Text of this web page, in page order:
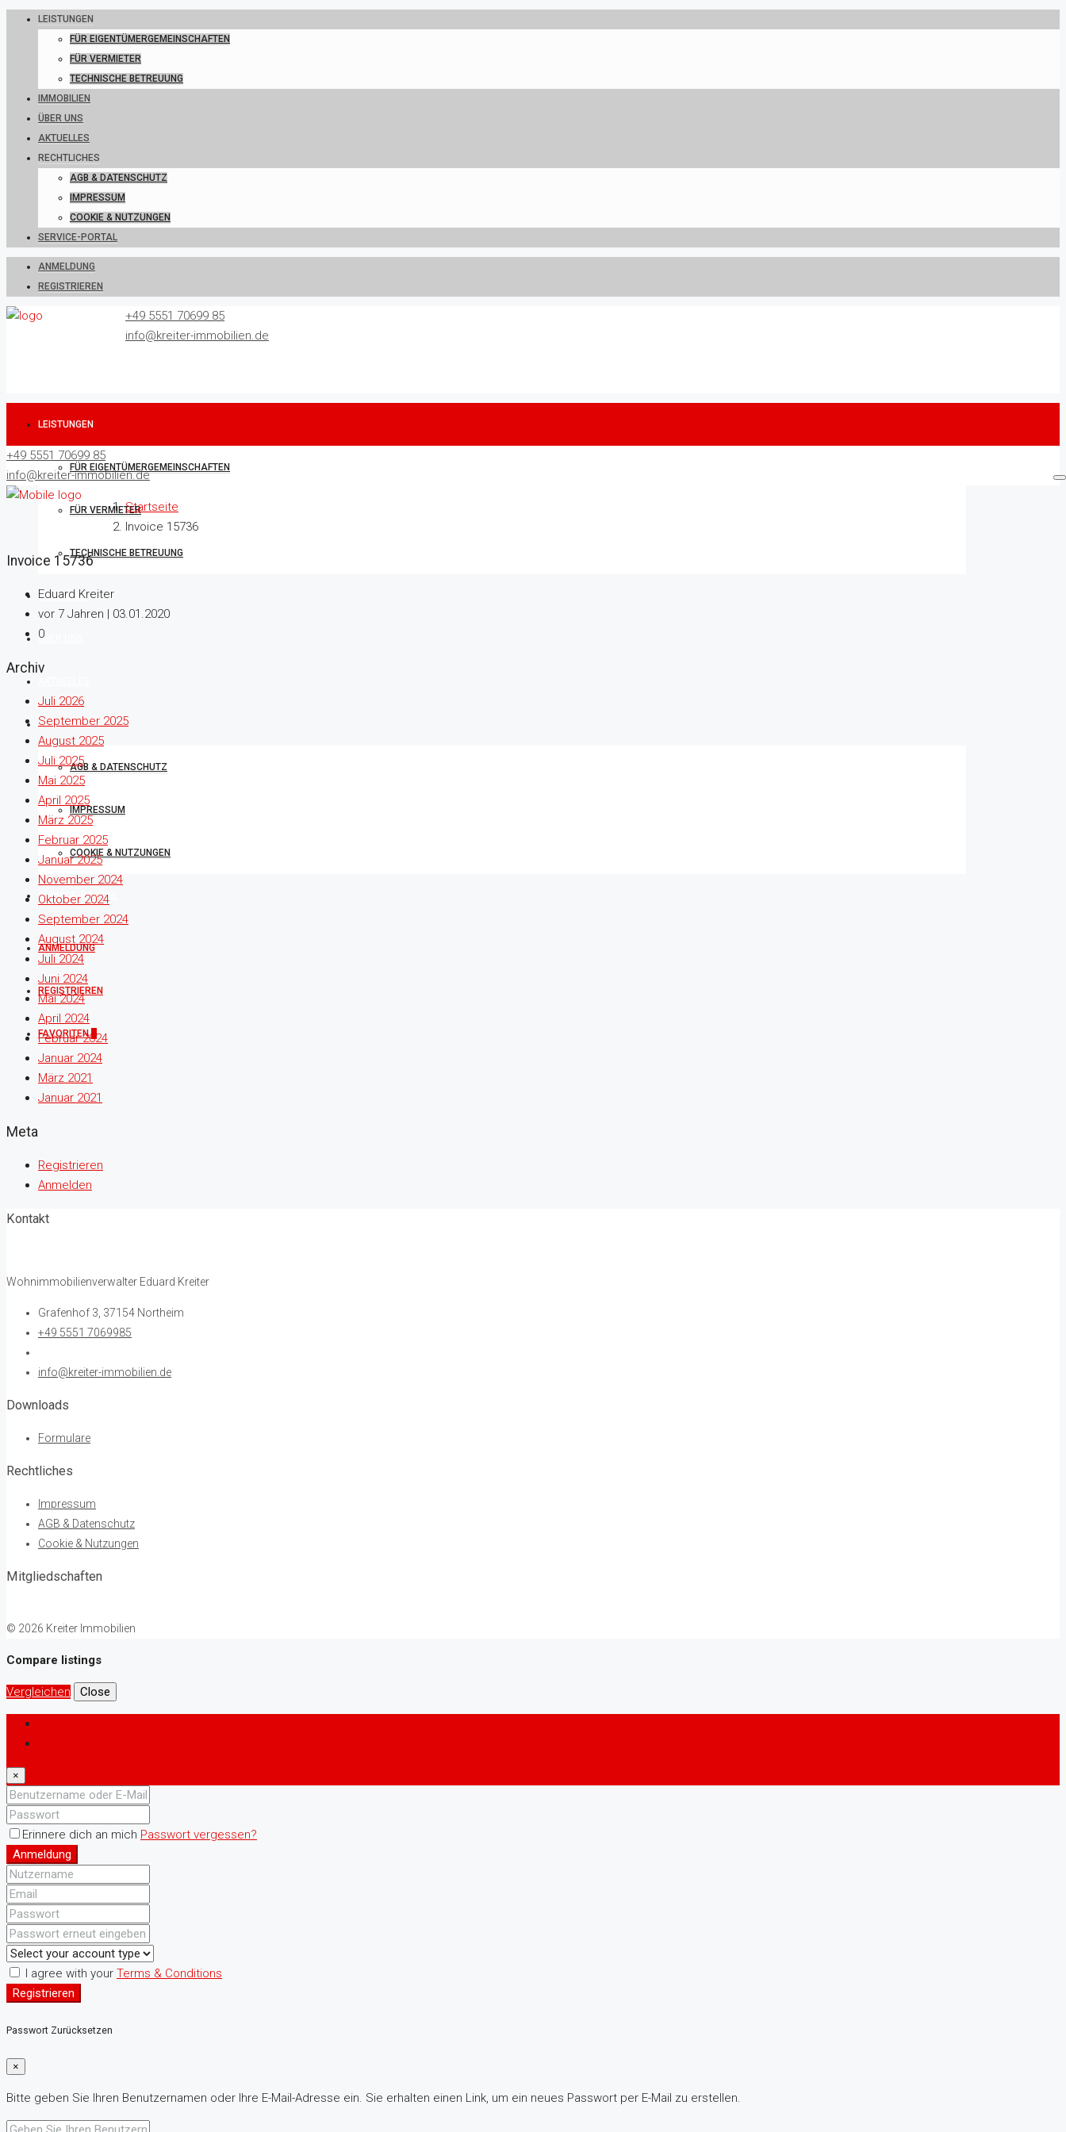
LEISTUNGEN
FÜR EIGENTÜMERGEMEINSCHAFTEN
FÜR VERMIETER
TECHNISCHE BETREUUNG
IMMOBILIEN
ÜBER UNS
AKTUELLES
RECHTLICHES
AGB & DATENSCHUTZ
IMPRESSUM
COOKIE & NUTZUNGEN
SERVICE-PORTAL
ANMELDUNG
REGISTRIEREN
+49 5551 70699 85
info@kreiter-immobilien.de
LEISTUNGEN
FÜR EIGENTÜMERGEMEINSCHAFTEN
FÜR VERMIETER
TECHNISCHE BETREUUNG
IMMOBILIEN
ÜBER UNS
RECHTLICHES
AGB & DATENSCHUTZ
IMPRESSUM
COOKIE & NUTZUNGEN
SERVICE-PORTAL
ANMELDUNG
REGISTRIEREN
FAVORITEN
+49 5551 70699 85
info@kreiter-immobilien.de
Startseite
Invoice 15736
Invoice 15736
Eduard Kreiter
vor 7 Jahren | 03.01.2020
0
Archiv
Juli 2026
September 2025
August 2025
Juli 2025
Mai 2025
April 2025
März 2025
Februar 2025
Januar 2025
November 2024
Oktober 2024
September 2024
August 2024
Juli 2024
Juni 2024
Mai 2024
April 2024
Februar 2024
Januar 2024
März 2021
Januar 2021
Meta
Registrieren
Anmelden
Kontakt
Wohnimmobilienverwalter Eduard Kreiter
Grafenhof 3, 37154 Northeim
+49 5551 7069985
info@kreiter-immobilien.de
Downloads
Formulare
Rechtliches
Impressum
AGB & Datenschutz
Cookie & Nutzungen
Mitgliedschaften
© 2026 Kreiter Immobilien
Compare listings
Vergleichen Close
×
Erinnere dich an mich Passwort vergessen?
Anmeldung
I agree with your Terms & Conditions
Registrieren
Passwort Zurücksetzen
×
Bitte geben Sie Ihren Benutzernamen oder Ihre E-Mail-Adresse ein. Sie erhalten einen Link, um ein neues Passwort per E-Mail zu erstellen.